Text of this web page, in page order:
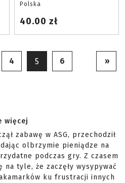
Polska
40.00 zł
4 5 6 »
więcej
zabawę w ASG, przechodził
olbrzymie pieniądze na
podczas gry. Z czasem
tyle, że zaczęły wysypywać
ku frustracji innych